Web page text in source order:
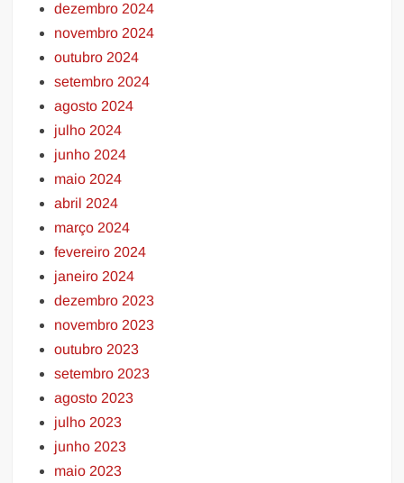
dezembro 2024
novembro 2024
outubro 2024
setembro 2024
agosto 2024
julho 2024
junho 2024
maio 2024
abril 2024
março 2024
fevereiro 2024
janeiro 2024
dezembro 2023
novembro 2023
outubro 2023
setembro 2023
agosto 2023
julho 2023
junho 2023
maio 2023